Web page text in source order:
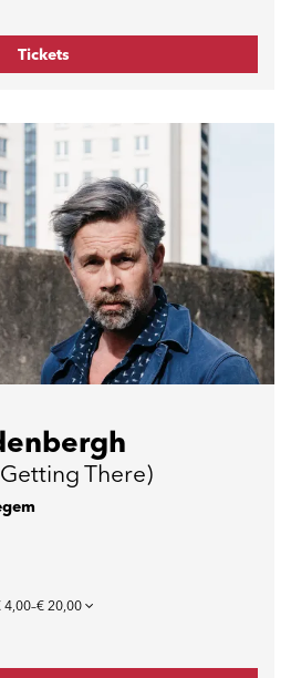
Tickets
Getting There)
4,00–€ 20,00